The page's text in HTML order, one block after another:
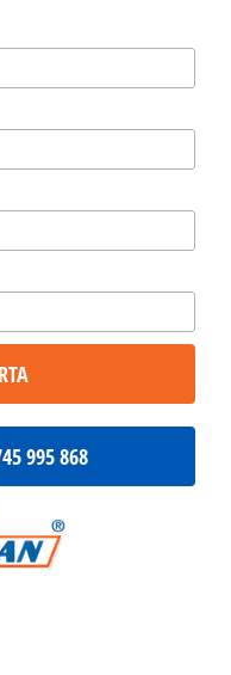
995 868